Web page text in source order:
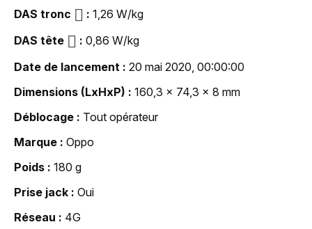
DAS tronc
1,26 W/kg
DAS tête
0,86 W/kg
Date de lancement
20 mai 2020, 00:00:00
Dimensions (LxHxP)
160,3 x 74,3 x 8 mm
Déblocage
Tout opérateur
Marque
Oppo
Poids
180 g
Prise jack
Oui
Réseau
4G